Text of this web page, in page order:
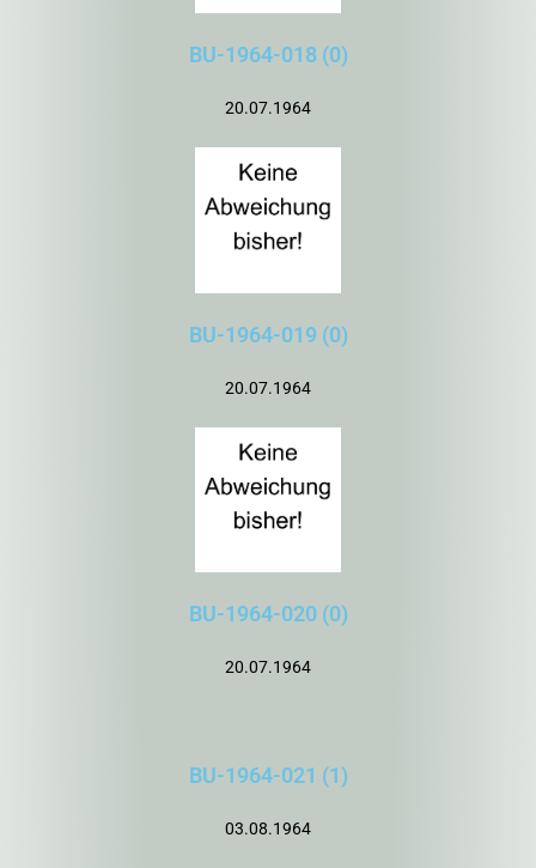
BU-1964-018 (0)
20.07.1964
BU-1964-019 (0)
20.07.1964
BU-1964-020 (0)
20.07.1964
BU-1964-021 (1)
03.08.1964